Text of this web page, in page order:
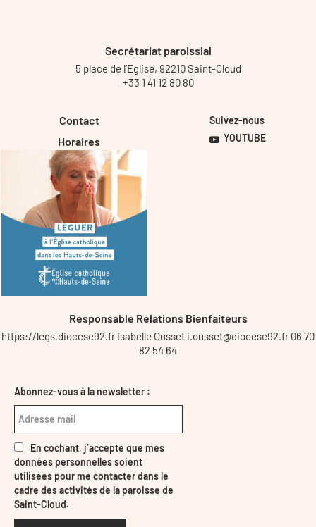
Secrétariat paroissial
5 place de l’Eglise, 92210 Saint-Cloud
+33 1 41 12 80 80
Contact
Horaires
Suivez-nous
YOUTUBE
Responsable Relations Bienfaiteurs
https://legs.diocese92.fr Isabelle Ousset i.ousset@diocese92.fr 06 70
82 54 64
Abonnez-vous à la newsletter :
En cochant, j’accepte que mes
données personnelles soient
utilisées pour me contacter dans le
cadre des activités de la paroisse de
Saint-Cloud.